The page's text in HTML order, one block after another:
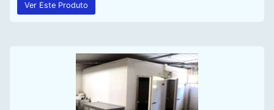
Ver Este Produto